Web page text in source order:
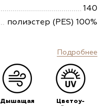
140
полиэстер (PES) 100%
Подробнее
Дышащая
Цветоу-